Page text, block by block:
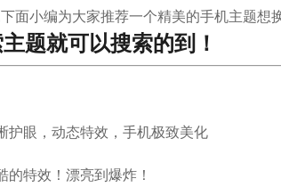
面小编为大家推荐一个精美的手机主题想
题就可以搜索的到！
的特效！漂亮到爆炸！